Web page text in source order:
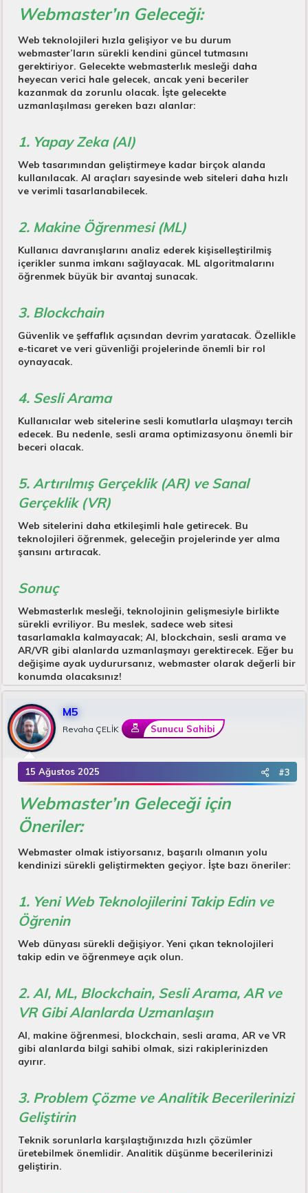
Webmaster’ın Geleceği:
Web teknolojileri hızla gelişiyor ve bu durum
webmaster’ların sürekli kendini güncel tutmasını
gerektiriyor. Gelecekte webmasterlık mesleği daha
heyecan verici hale gelecek, ancak yeni beceriler
kazanmak da zorunlu olacak. İşte gelecekte
uzmanlaşılması gereken bazı alanlar:
1. Yapay Zeka (AI)
Web tasarımından geliştirmeye kadar birçok alanda
kullanılacak. AI araçları sayesinde web siteleri daha hızlı
ve verimli tasarlanabilecek.
2. Makine Öğrenmesi (ML)
Kullanıcı davranışlarını analiz ederek kişiselleştirilmiş
içerikler sunma imkanı sağlayacak. ML algoritmalarını
öğrenmek büyük bir avantaj sunacak.
3. Blockchain
Güvenlik ve şeffaflık açısından devrim yaratacak. Özellikle
e-ticaret ve veri güvenliği projelerinde önemli bir rol
oynayacak.
4. Sesli Arama
Kullanıcılar web sitelerine sesli komutlarla ulaşmayı tercih
edecek. Bu nedenle, sesli arama optimizasyonu önemli bir
beceri olacak.
5. Artırılmış Gerçeklik (AR) ve Sanal
Gerçeklik (VR)
Web sitelerini daha etkileşimli hale getirecek. Bu
teknolojileri öğrenmek, geleceğin projelerinde yer alma
şansını artıracak.
Sonuç
Webmasterlık mesleği, teknolojinin gelişmesiyle birlikte
sürekli evriliyor. Bu meslek, sadece web sitesi
tasarlamakla kalmayacak; AI, blockchain, sesli arama ve
AR/VR gibi alanlarda uzmanlaşmayı gerektirecek. Eğer bu
değişime ayak uydurursanız, webmaster olarak değerli bir
konumda olacaksınız!
M5
Revaha ÇELİK Sunucu Sahibi
15 Ağustos 2025 #3
Webmaster’ın Geleceği için
Öneriler:
Webmaster olmak istiyorsanız, başarılı olmanın yolu
kendinizi sürekli geliştirmekten geçiyor. İşte bazı öneriler:
1. Yeni Web Teknolojilerini Takip Edin ve
Öğrenin
Web dünyası sürekli değişiyor. Yeni çıkan teknolojileri
takip edin ve öğrenmeye açık olun.
2. AI, ML, Blockchain, Sesli Arama, AR ve
VR Gibi Alanlarda Uzmanlaşın
AI, makine öğrenmesi, blockchain, sesli arama, AR ve VR
gibi alanlarda bilgi sahibi olmak, sizi rakiplerinizden
ayırır.
3. Problem Çözme ve Analitik Becerilerinizi
Geliştirin
Teknik sorunlarla karşılaştığınızda hızlı çözümler
üretebilmek önemlidir. Analitik düşünme becerilerinizi
geliştirin.